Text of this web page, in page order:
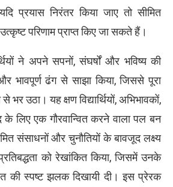
प्रयास निरंतर किया जाए तो सीमित
परिणाम प्राप्त किए जा सकते हैं।
ने अपने सपनों, संघर्षों और भविष्य की
भावपूर्ण ढंग से साझा किया, जिससे पूरा
भर उठा। यह क्षण विद्यार्थियों, अभिभावकों,
लिए एक गौरवान्वित करने वाला पल बन
संसाधनों और चुनौतियों के बावजूद लक्ष्य
को रेखांकित किया, जिसमें उनके
की स्पष्ट झलक दिखायी दी। इस प्रेरक